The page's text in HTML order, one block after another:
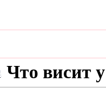
Что висит